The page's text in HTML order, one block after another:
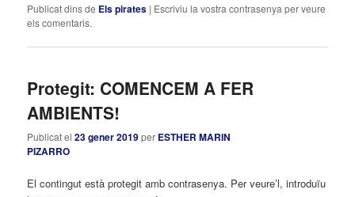
Publicat dins de Els pirates | Escriviu la vostra contrasenya per veure
els comentaris.
Protegit: COMENCEM A FER
AMBIENTS!
Publicat el23 gener 2019per ESTHER MARIN
PIZARRO
El contingut està protegit amb contrasenya. Per veure’l, introduïu